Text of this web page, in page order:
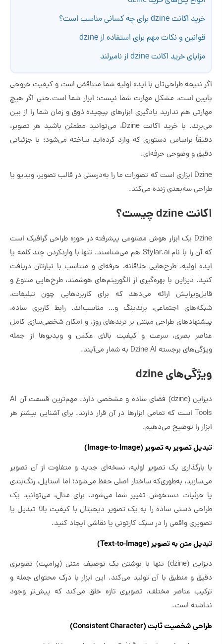
خرید اکانت dzine برای چه کسانی مناسب است؟
قوانین و نکات مهم برای استفاده از dzine
مزایای خرید اکانت dzine از نامبرلند
اگر نتیجه طراحی‌تان با ایده اولیه شما متناقض است و کیفیت خروجی
پایین است، مشکل مهارت‌ شما نیست؛ ابزار شما است.حتی اگر هیچ
مهارتی هم ندارید یادگیری ابزارهای پیچیده ذوق و زمان شما را از بین
می‌برند. با خرید اکانت Dzine، می‌توانید مطمئن باشید هر تصویر،
دقیقاً براساس دستوری که وارد کرده‌اید ساخته می‌شود؛ با جزئیاتی
دقیق و وضوحی حرفه‌ای.
Dzine ابزاری است که تصورات ما را به‌درستی در قالب تصویر، ویدیو یا
طراحی سه‌بعدی زنده می‌کند.
اکانت dzine چیست؟
Dzine یک ابزار هوش مصنوعی پیشرفته در حوزه طراحی گرافیک است
که آن را با نام Stylar.ai هم می‌شناسند. تنها با واردکردن چند کلمه یا
ایده اولیه، طرح‌هایی خلاقانه، حرفه‌ای و متناسب با نیازتان دریافت
کنید. دیزاین با بهره‌گیری از الگوریتم‌های هوشمند، طرح‌هایی متنوع و
قابل‌ویرایش ارائه می‌دهد که برای کاربردهایی چون تبلیغات،
شبکه‌های اجتماعی، برندینگ و… مناسب‌اند. رابط کاربری ساده،
پیشنهادهای طراحی مبتنی بر ترندهای روز، و امکان شخصی‌سازی کامل
عناصر بصری، سرعت و کیفیت بالای عکس و ویدیوها از جمله
ویژگی‌های برجسته Dzine AI به شمار می‌آیند.
ویژگی‌های dzine
دیزاین (dzine) فضای ساده و مشخصی دارد. مهم‌ترین قسمت آن AI
Tools است که تمامی ابزارها در آن قرار دارند. برای آشنایی بیشتر هر
ابزار را توضیح می‌دهیم.
تبدیل تصویر به تصویر (Image-to-Image)
با بارگذاری یک تصویر اولیه، نسخه‌ای جدید و متفاوت از آن تصویر
می‌سازید، به‌طوری‌که ساختار اصلی حفظ می‌شود؛ اما استایل، رنگ‌بندی
یا جزئیات دستخوش تغییر شما می‌شود. برای مثال، می‌توانید یک
طراحی دستی ساده را به یک تصویر دیجیتال با کیفیت بالا تبدیل یا
تصویری واقعی را در سبک کارتونی یا نقاشی ایجاد کنید.
تبدیل متن به تصویر (Text-to-Image)
دیزاین (dzine) تنها با نوشتن یک توصیف متنی (پرامپت) تصویری
دقیق و منطبق با آن تولید می‌کند. این ابزار با درک محتوای جمله و
ترکیب عناصر مختلف، تصویری تازه خلق می‌کند که پیش‌تر وجود
نداشته است.
طراحی شخصیت ثابت (Consistent Character)